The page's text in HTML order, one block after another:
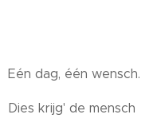
Eén dag, één wensch.
Dies krijg' de mensch